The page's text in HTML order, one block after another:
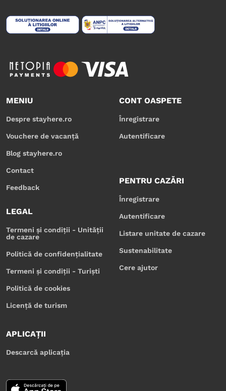
MENIU
Despre stayhere.ro
Vouchere de vacanță
Blog stayhere.ro
Contact
Feedback
LEGAL
Termeni și condiții - Unității
de cazare
Politică de confidențialitate
Termeni și condiții - Turiști
Politică de cookies
Licență de turism
CONT OASPETE
Înregistrare
Autentificare
PENTRU CAZĂRI
Înregistrare
Autentificare
Listare unitate de cazare
Sustenabilitate
Cere ajutor
APLICAȚII
Descarcă aplicația